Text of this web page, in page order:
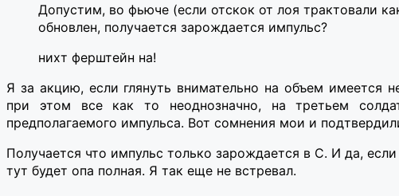
Допустим, во фьюче (если отскок от лоя трактовали
обновлен, получается зарождается импульс?
нихт ферштейн на!
Я за акцию, если глянуть внимательно на объем имеется
при этом все как то неоднозначно, на третьем
предполагаемого импульса. Вот сомнения мои и
Получается что импульс только зарождается в С. И да,
тут будет опа полная. Я так еще не встревал.